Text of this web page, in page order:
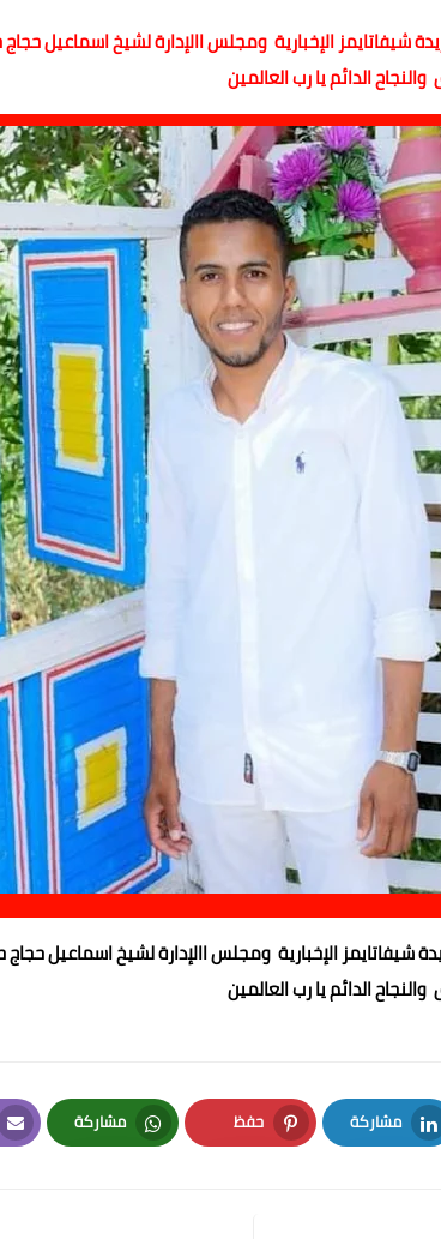
شيفاتايمز الإخبارية ومجلس االإدارة لشيخ اسماعيل
الدائم يا رب العالمين
شيفاتايمز الإخبارية ومجلس االإدارة لشيخ اسماعيل
الدائم يا رب العالمين
مشاركة
LinkedIn
حفظ
Pinterest
مشاركة
Whatsapp